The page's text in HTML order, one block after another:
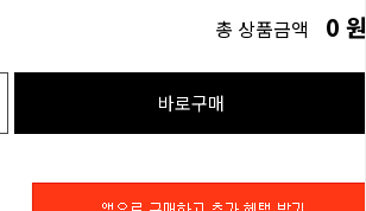
총 상품금액 0 원
바로구매